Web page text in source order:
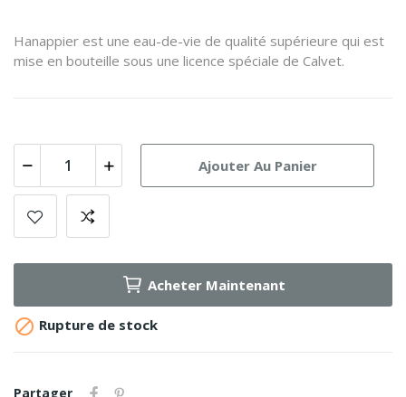
Hanappier est une eau-de-vie de qualité supérieure qui est
mise en bouteille sous une licence spéciale de Calvet.
Ajouter Au Panier
Acheter Maintenant
 Rupture de stock
Partager